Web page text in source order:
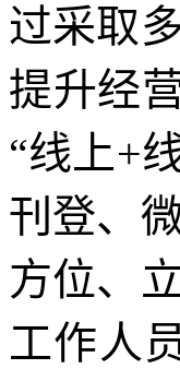
过采取
提升经
“线上+
刊登、
方位、
工作人